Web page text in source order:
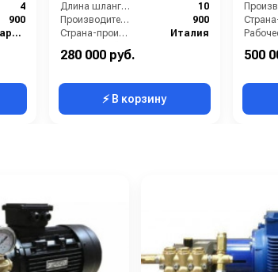
4
900
Стационарные
Длина шланга ВД (м):
10
Производительность (л/ч):
900
Страна-производитель:
Италия
Тип автомойки:
Электропитание:
280 000 руб.
⚡ В корзину
Масса
500